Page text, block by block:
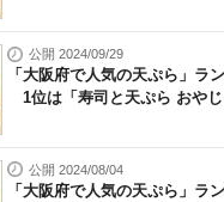
公開 2024/09/29
「大阪府で人気の天ぷら」ラ
1位は「寿司と天ぷら おや
公開 2024/08/04
「大阪府で人気の天ぷら」ラ